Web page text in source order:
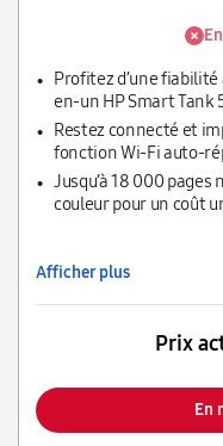
Profitez d’une
en-un HP Smart Tank
éprouvée et des
Restez connecté et
fonction Wi-Fi auto-
Jusqu’à 18 000
couleur pour un coût
Afficher plus
Prix
En